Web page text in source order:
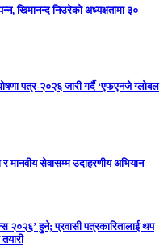
खिमानन्द निउरेको अध्यक्षतामा ३०
पत्र-२०२६ जारी गर्दै ‘एफएनजे ग्लोबल
मानवीय सेवासम्म उदाहरणीय अभियान
२०२६’ हुने; प्रवासी पत्रकारितालाई थप